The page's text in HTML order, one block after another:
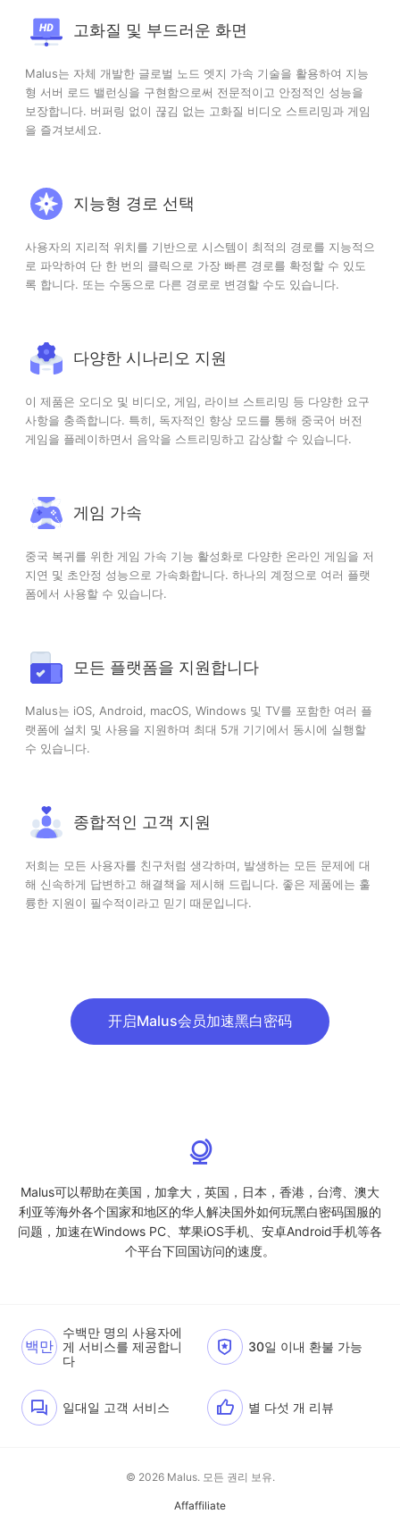
고화질 및 부드러운 화면
Malus는 자체 개발한 글로벌 노드 엣지 가속 기술을 활용하여 지능
형 서버 로드 밸런싱을 구현함으로써 전문적이고 안정적인 성능을
보장합니다. 버퍼링 없이 끊김 없는 고화질 비디오 스트리밍과 게임
을 즐겨보세요.
지능형 경로 선택
사용자의 지리적 위치를 기반으로 시스템이 최적의 경로를 지능적으
로 파악하여 단 한 번의 클릭으로 가장 빠른 경로를 확정할 수 있도
록 합니다. 또는 수동으로 다른 경로로 변경할 수도 있습니다.
다양한 시나리오 지원
이 제품은 오디오 및 비디오, 게임, 라이브 스트리밍 등 다양한 요구
사항을 충족합니다. 특히, 독자적인 향상 모드를 통해 중국어 버전
게임을 플레이하면서 음악을 스트리밍하고 감상할 수 있습니다.
게임 가속
중국 복귀를 위한 게임 가속 기능 활성화로 다양한 온라인 게임을 저
지연 및 초안정 성능으로 가속화합니다. 하나의 계정으로 여러 플랫
폼에서 사용할 수 있습니다.
모든 플랫폼을 지원합니다
Malus는 iOS, Android, macOS, Windows 및 TV를 포함한 여러 플
랫폼에 설치 및 사용을 지원하며 최대 5개 기기에서 동시에 실행할
수 있습니다.
종합적인 고객 지원
저희는 모든 사용자를 친구처럼 생각하며, 발생하는 모든 문제에 대
해 신속하게 답변하고 해결책을 제시해 드립니다. 좋은 제품에는 훌
륭한 지원이 필수적이라고 믿기 때문입니다.
开启Malus会员加速黑白密码
Malus可以帮助在美国，加拿大，英国，日本，香港，台湾、澳大
利亚等海外各个国家和地区的华人解决国外如何玩黑白密码国服的
问题，加速在Windows PC、苹果iOS手机、安卓Android手机等各
个平台下回国访问的速度。
백만
수백만 명의 사용자에
게 서비스를 제공합니
다
30일 이내 환불 가능
일대일 고객 서비스 별 다섯 개 리뷰
© 2026 Malus. 모든 권리 보유.
Affaffiliate